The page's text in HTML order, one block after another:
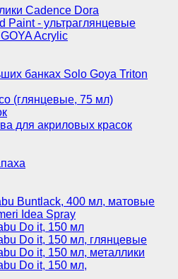
Cadence Dora
Paint - ультраглянцевые
Acrylic
банках Solo Goya Triton
(глянцевые, 75 мл)
для акриловых красок
Buntlack, 400 мл, матовые
Idea Spray
Do it, 150 мл
Do it, 150 мл, глянцевые
Do it, 150 мл, металлики
Do it, 150 мл,